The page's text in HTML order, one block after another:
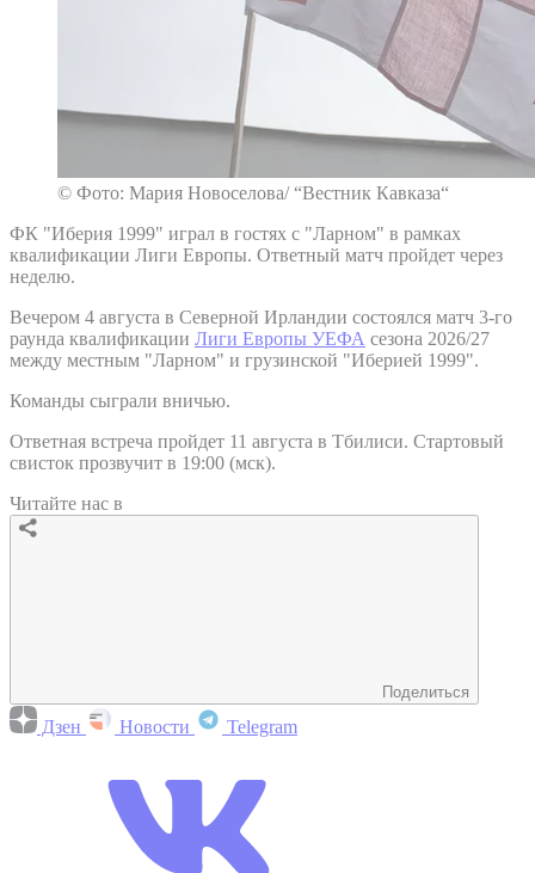
© Фото: Мария Новоселова/ “Вестник Кавказа“
ФК "Иберия 1999" играл в гостях с "Ларном" в рамках
квалификации Лиги Европы. Ответный матч пройдет через
неделю.
Вечером 4 августа в Северной Ирландии состоялся матч 3-го
раунда квалификации Лиги Европы УЕФА сезона 2026/27
между местным "Ларном" и грузинской "Иберией 1999".
Команды сыграли вничью.
Ответная встреча пройдет 11 августа в Тбилиси. Стартовый
свисток прозвучит в 19:00 (мск).
Читайте нас в
Поделиться
Дзен Новости Telegram